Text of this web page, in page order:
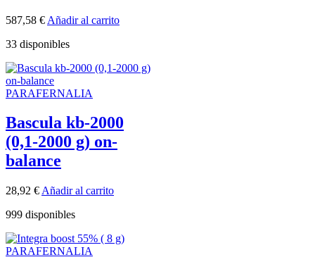
587,58 € Añadir al carrito
33 disponibles
PARAFERNALIA
Bascula kb-2000
(0,1-2000 g) on-
balance
28,92 € Añadir al carrito
999 disponibles
PARAFERNALIA